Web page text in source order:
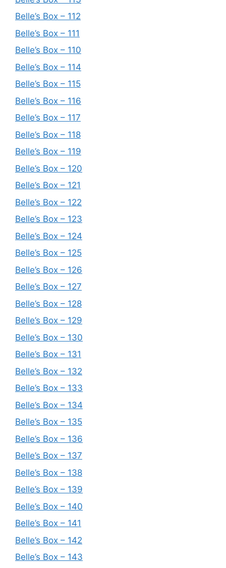
Belle’s Box – 112
Belle’s Box – 111
Belle’s Box – 110
Belle’s Box – 114
Belle’s Box – 115
Belle’s Box – 116
Belle’s Box – 117
Belle’s Box – 118
Belle’s Box – 119
Belle’s Box – 120
Belle’s Box – 121
Belle’s Box – 122
Belle’s Box – 123
Belle’s Box – 124
Belle’s Box – 125
Belle’s Box – 126
Belle’s Box – 127
Belle’s Box – 128
Belle’s Box – 129
Belle’s Box – 130
Belle’s Box – 131
Belle’s Box – 132
Belle’s Box – 133
Belle’s Box – 134
Belle’s Box – 135
Belle’s Box – 136
Belle’s Box – 137
Belle’s Box – 138
Belle’s Box – 139
Belle’s Box – 140
Belle’s Box – 141
Belle’s Box – 142
Belle’s Box – 143